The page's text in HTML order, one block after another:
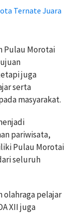
Ternate Juara
Pulau Morotai
juga
serta
masyarakat.
pariwisata,
Pulau Morotai
seluruh
olahraga pelajar
XII juga